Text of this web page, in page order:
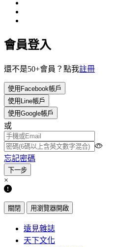
會員登入
還不是50+會員？點我註冊
使用Facebook帳戶
使用Line帳戶
使用Google帳戶
或
忘記密碼
×
關閉 用瀏覽器開啟
遠見雜誌
天下文化